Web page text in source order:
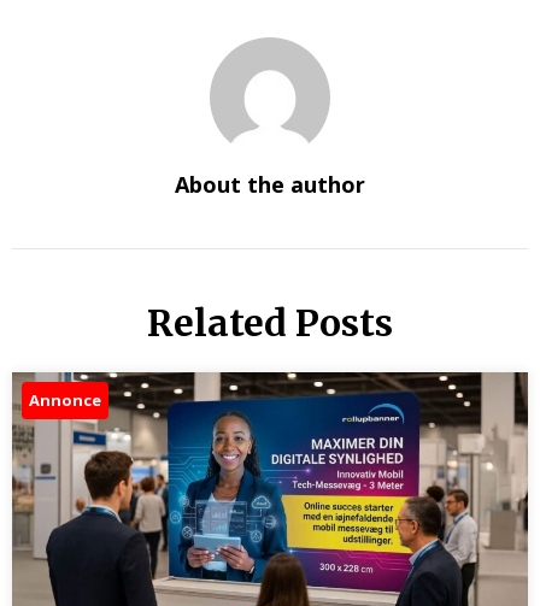
About the author
Related Posts
Annonce